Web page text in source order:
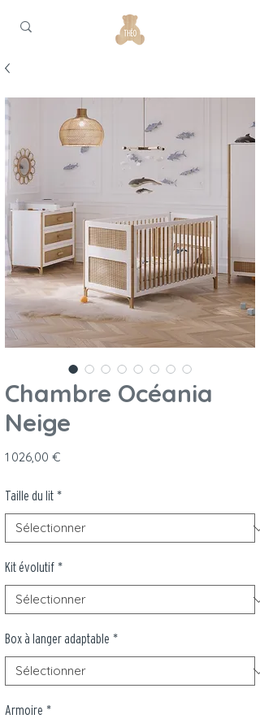
Chambre Océania
Neige
1 026,00 €
Taille du lit *
Kit évolutif *
Box à langer adaptable *
Armoire *